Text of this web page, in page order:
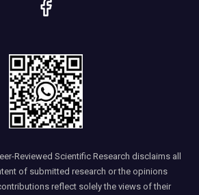
Reviewed Scientific Research disclaims all
of submitted research or the opinions
reflect solely the views of their